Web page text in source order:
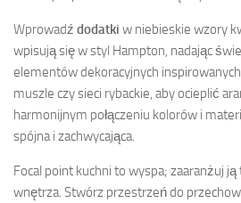
Wprowadź dodatki w niebieskie wzory
wpisują się w styl Hampton, nadając
elementów dekoracyjnych
muszle czy sieci rybackie, aby ocieplić
harmonijnym połączeniu kolorów i
spójna i zachwycająca.
Focal point kuchni to wyspa; zaaranżuj ją
wnętrza. Stwórz przestrzeń do